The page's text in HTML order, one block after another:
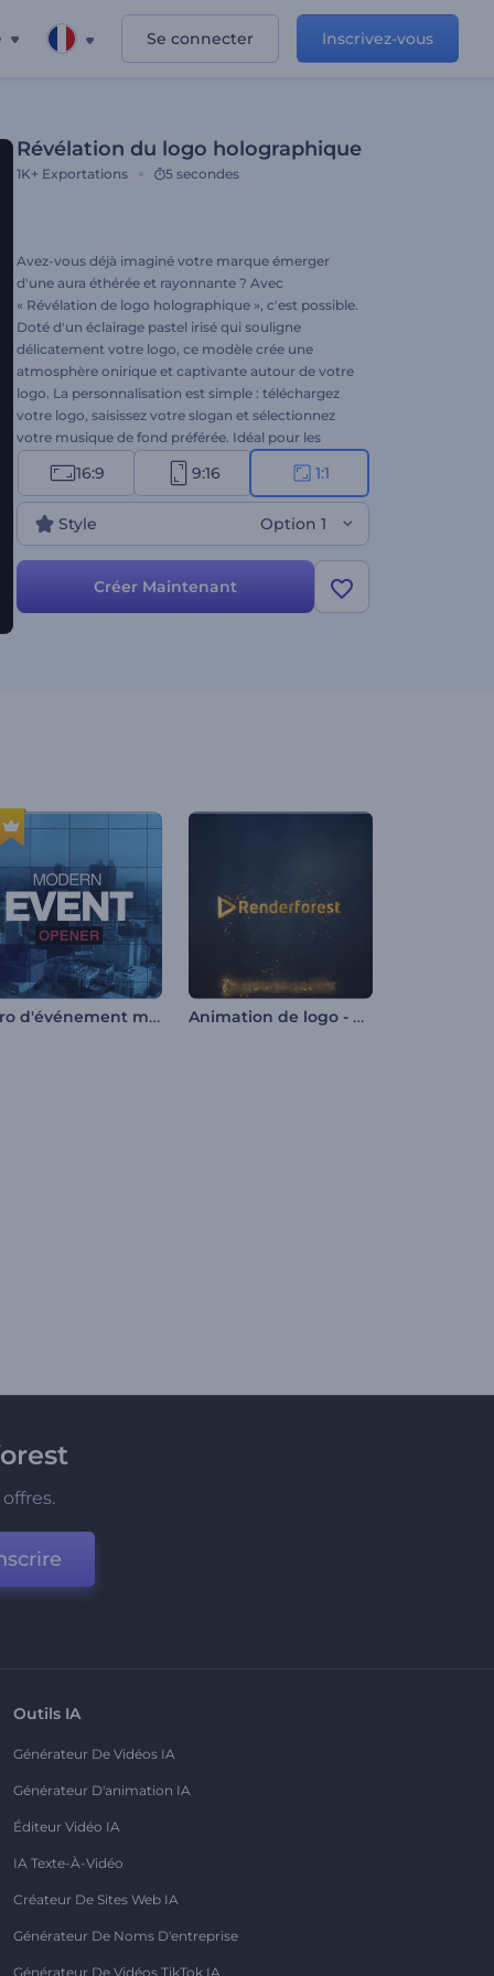
Se connecter Inscrivez-vous
Révélation du logo holographique
1K+ Exportations 5 secondes
Avez-vous déjà imaginé votre marque émerger
d'une aura éthérée et rayonnante ? Avec
« Révélation de logo holographique », c'est possible.
Doté d'un éclairage pastel irisé qui souligne
délicatement votre logo, ce modèle crée une
atmosphère onirique et captivante autour de votre
logo. La personnalisation est simple : téléchargez
votre logo, saisissez votre slogan et sélectionnez
votre musique de fond préférée. Idéal pour les
marques qui apprécient une esthétique douce,
élégante et minimaliste. Essayez-le dès
maintenant !
16:9 9:16 1:1
Style Option 1
Créer Maintenant
Intro d'événement moderne Animation de logo - Particules ambiantes
Outils IA
Générateur De Vidéos IA
Générateur D'animation IA
Éditeur Vidéo IA
IA Texte-À-Vidéo
Créateur De Sites Web IA
Générateur De Noms D'entreprise
Générateur De Vidéos TikTok IA